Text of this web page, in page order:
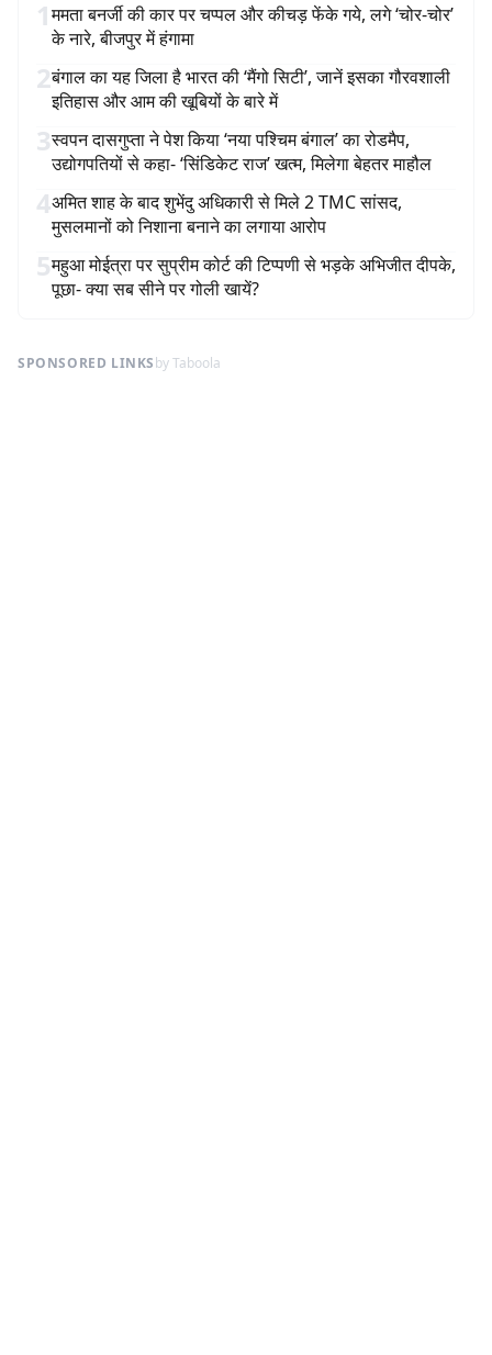
1ममता बनर्जी की कार पर चप्पल और कीचड़ फेंके गये, लगे ‘चोर-चोर’
के नारे, बीजपुर में हंगामा
2बंगाल का यह जिला है भारत की ‘मैंगो सिटी’, जानें इसका गौरवशाली
इतिहास और आम की खूबियों के बारे में
3स्वपन दासगुप्ता ने पेश किया ‘नया पश्चिम बंगाल’ का रोडमैप,
उद्योगपतियों से कहा- ‘सिंडिकेट राज’ खत्म, मिलेगा बेहतर माहौल
4अमित शाह के बाद शुभेंदु अधिकारी से मिले 2 TMC सांसद,
मुसलमानों को निशाना बनाने का लगाया आरोप
5महुआ मोईत्रा पर सुप्रीम कोर्ट की टिप्पणी से भड़के अभिजीत दीपके,
पूछा- क्या सब सीने पर गोली खायें?
SPONSORED LINKSby Taboola